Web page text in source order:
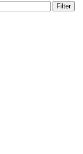
Filter